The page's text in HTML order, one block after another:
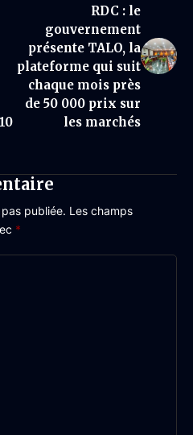
RDC : le
gouvernement
présente TALO, la
plateforme qui suit
chaque mois près
de 50 000 prix sur
les marchés
publiée. Les champs
*